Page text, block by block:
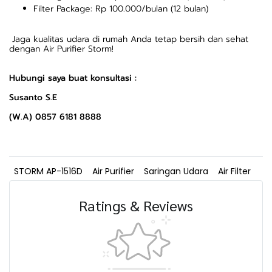
Filter Package: Rp 100.000/bulan (12 bulan)
Jaga kualitas udara di rumah Anda tetap bersih dan sehat
dengan Air Purifier Storm!
Hubungi saya buat konsultasi :
Susanto S.E
(W.A) 0857 6181 8888
STORM AP-1516D Air Purifier Saringan Udara Air Filter
Ratings & Reviews